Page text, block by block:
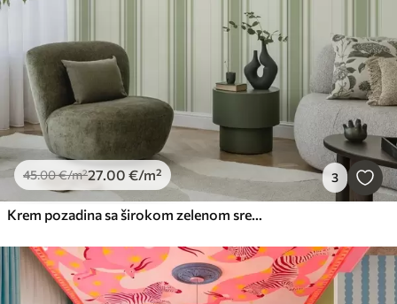
45.00€/m²27.00 €/m² 3
Krem pozadina sa širokom zelenom središnjom prugom